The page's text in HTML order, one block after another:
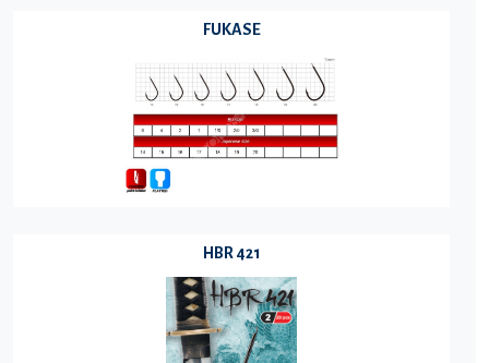
FUKASE
HBR 421